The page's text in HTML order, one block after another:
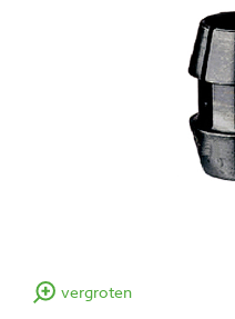
vergroten